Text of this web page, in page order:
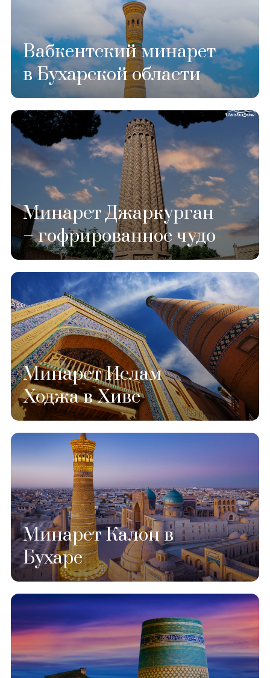
Вабкентский минарет
в Бухарской области
Минарет Джаркурган
– гофрированное чудо
Минарет Ислам
Ходжа в Хиве
Минарет Калон в
Бухаре